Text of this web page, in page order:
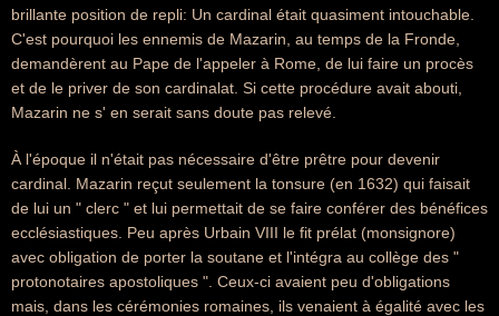
brillante position de repli: Un cardinal était quasiment intouchable.
C'est pourquoi les ennemis de Mazarin, au temps de la Fronde,
demandèrent au Pape de l'appeler à Rome, de lui faire un procès
et de le priver de son cardinalat. Si cette procédure avait abouti,
Mazarin ne s' en serait sans doute pas relevé.
À l'époque il n'était pas nécessaire d'être prêtre pour devenir
cardinal. Mazarin reçut seulement la tonsure (en 1632) qui faisait
de lui un " clerc " et lui permettait de se faire conférer des bénéfices
ecclésiastiques. Peu après Urbain VIII le fit prélat (monsignore)
avec obligation de porter la soutane et l'intégra au collège des "
protonotaires apostoliques ". Ceux-ci avaient peu d'obligations
mais, dans les cérémonies romaines, ils venaient à égalité avec les